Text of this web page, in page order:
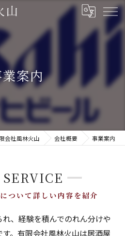
案内
会社風林火山 会社概要 事業案内
ついて詳しい内容を紹介
、経験を積んでのれん分けや
。有限会社風林火山は居酒屋